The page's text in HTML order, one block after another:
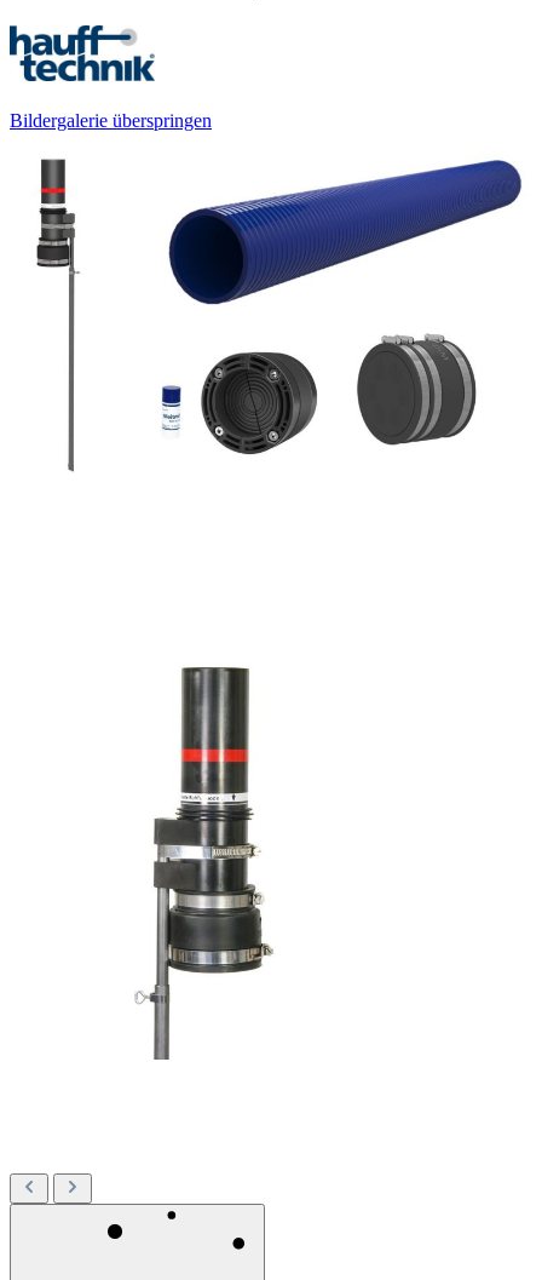
Bildergalerie überspringen